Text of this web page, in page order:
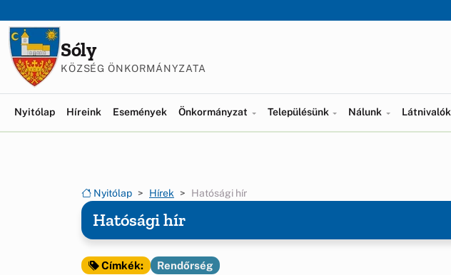
Sóly
KÖZSÉG ÖNKORMÁNYZATA
Nyitólap Híreink Események Önkormányzat Településünk Nálunk Látnivalók
Nyitólap Hírek Hatósági hír
Hatósági hír
Címkék: Rendőrség